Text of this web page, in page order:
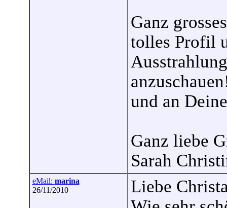
Ganz
tolles Profil
und an
Ganz liebe
Sarah
eMail: marina
26/11/2010
Liebe